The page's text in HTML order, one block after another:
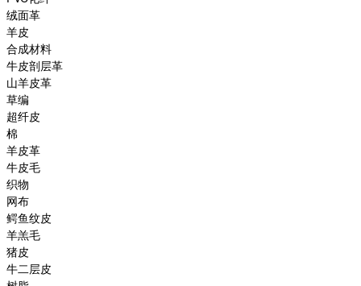
绒面革
羊皮
合成材料
牛皮剖层革
山羊皮革
草编
超纤皮
棉
羊皮革
牛皮毛
织物
网布
鳄鱼纹皮
羊羔毛
猪皮
牛二层皮